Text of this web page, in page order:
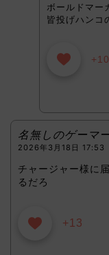
ボールドマー
皆投げハンコ
+10
名無しのゲーマ
2026年3月18日 17:53
チャージャー様に
るだろ
+13